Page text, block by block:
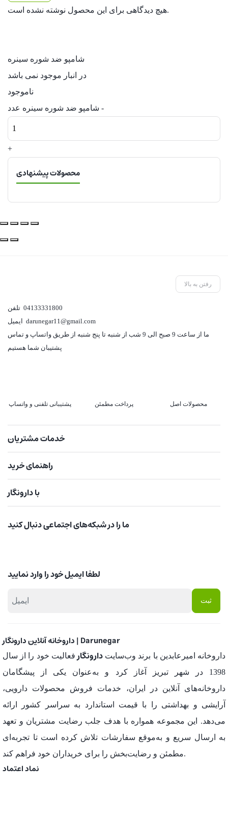
هیچ دیدگاهی برای این محصول نوشته نشده است.
شامپو ضد شوره سینره
در انبار موجود نمی باشد
ناموجود
شامپو ضد شوره سینره عدد -
+
محصولات پیشنهادی
رفتن به بالا
04133331800
darunegar11@gmail.com
ما از ساعت 9 صبح الی 9 شب از شنبه تا پنج شنبه از طریق واتساپ و تماس
پشتیبان شما هستیم
پشتیبانی تلفنی و واتساپ پرداخت مطمئن محصولات اصل
خدمات مشتریان
راهنمای خرید
با دارونگار
ما را در شبکه‌های اجتماعی دنبال کنید
لطفا ایمیل خود را وارد نمایید
داروخانه آنلاین دارونگار | Darunegar
داروخانه امیرعابدین با برند وب‌سایت دارونگار فعالیت خود را از سال
1398 در شهر تبریز آغاز کرد و به‌عنوان یکی از پیشگامان
داروخانه‌های آنلاین در ایران، خدمات فروش محصولات دارویی،
آرایشی و بهداشتی را با قیمت استاندارد به سراسر کشور ارائه
می‌دهد. این مجموعه همواره با هدف جلب رضایت مشتریان و تعهد
به ارسال سریع و به‌موقع سفارشات تلاش کرده است تا تجربه‌ای
مطمئن و رضایت‌بخش را برای خریداران خود فراهم کند.
نماد اعتماد